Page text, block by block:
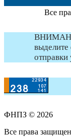
Все
ФНПЗ © 2026
Все права